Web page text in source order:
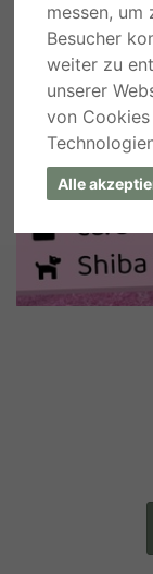
messen, um
Besucher
weiter zu
unserer
von
Alle